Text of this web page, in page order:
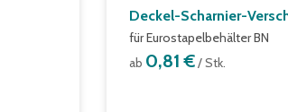
Deckel-Scharnier-
für Eurostapelbehälter BN
ab 0,81 €/ Stk.